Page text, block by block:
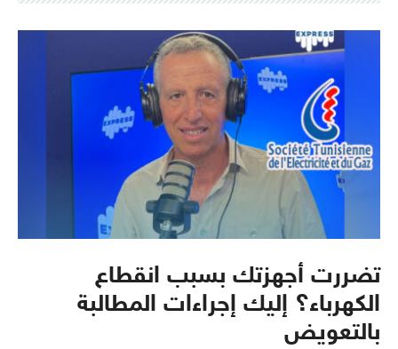
تضررت أجهزتك بسبب انقطاع
الكهرباء؟ إليك إجراءات المطالبة
بالتعويض